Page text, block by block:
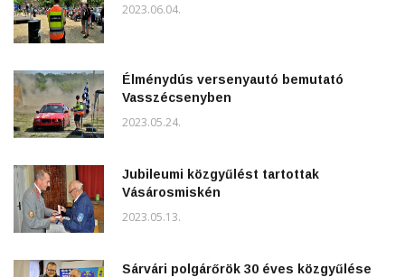
2023.06.04.
Élménydús versenyautó bemutató
Vasszécsenyben
2023.05.24.
Jubileumi közgyűlést tartottak
Vásárosmiskén
2023.05.13.
Sárvári polgárőrök 30 éves közgyűlése